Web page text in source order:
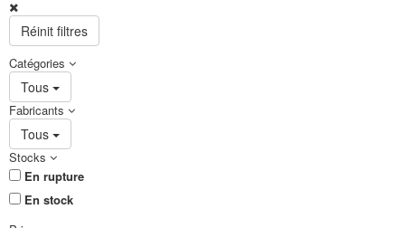
Réinit filtres
Catégories
Tous
Fabricants
Tous
Stocks
En rupture
En stock